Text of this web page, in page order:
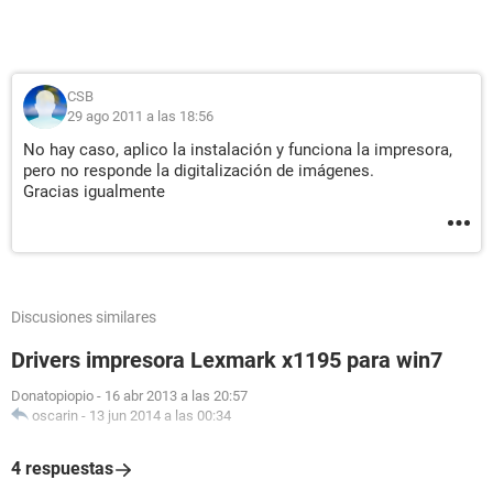
CSB
29 ago 2011 a las 18:56
No hay caso, aplico la instalación y funciona la impresora,
pero no responde la digitalización de imágenes.
Gracias igualmente
Discusiones similares
Drivers impresora Lexmark x1195 para win7
Donatopiopio - 16 abr 2013 a las 20:57
oscarin - 13 jun 2014 a las 00:34
4 respuestas